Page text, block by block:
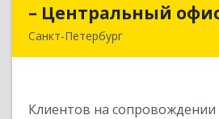
– Центральный
Санкт-Петербург
Клиентов на сопровождении
–